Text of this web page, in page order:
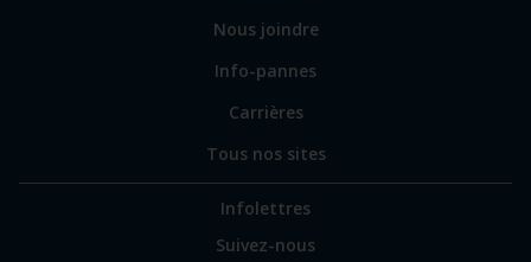
Nous joindre
Info-pannes
Carrières
Tous nos sites
Infolettres
Suivez-nous